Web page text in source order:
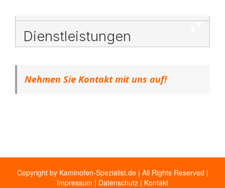
Dienstleistungen
Nehmen Sie Kontakt mit uns auf!
Copyright by Kaminofen-Spezialist.de | All Rights Reserved |
Impressum | Datenschutz | Kontakt